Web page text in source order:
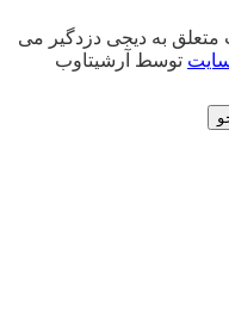
به دیجی دزدگیر می
توسط آرشیتاوب